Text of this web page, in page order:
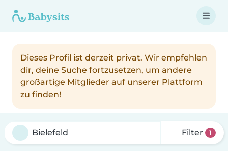
Dieses Profil ist derzeit privat. Wir empfehlen
dir, deine Suche fortzusetzen, um andere
großartige Mitglieder auf unserer Plattform
zu finden!
Filter 1